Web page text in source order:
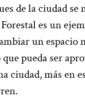
de la ciudad se
es un
un espacio
pueda ser
ciudad, más en